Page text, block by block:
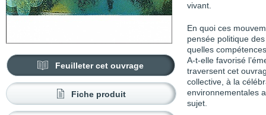
Feuilleter cet ouvrage
Fiche produit
vivant.
En quoi ces
pensée politique
quelles
A-t-elle favorisé
traversent cet
collective, à la
environnementales
sujet.